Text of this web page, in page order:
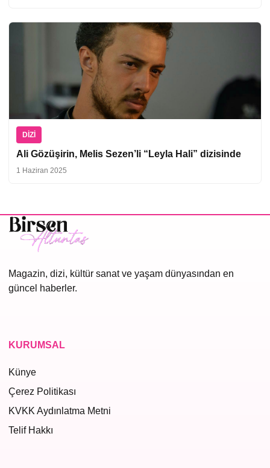
DIZI
Ali Gözüşirin, Melis Sezen’li “Leyla Hali” dizisinde
1 Haziran 2025
Magazin, dizi, kültür sanat ve yaşam dünyasından en
güncel haberler.
KURUMSAL
Künye
Çerez Politikası
KVKK Aydınlatma Metni
Telif Hakkı